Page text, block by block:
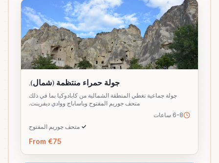
جولة حمراء منتظمة (شمال).
جولة جماعية تغطي المنطقة الشمالية من كابادوكيا بما في ذلك
متحف جوريم المفتوح وباساباج ووادي ديفرينت.
6-8 ساعات
✓ متحف جوريم المفتوح
From €75